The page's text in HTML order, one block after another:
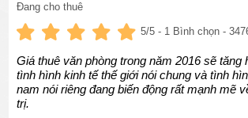
Đang cho thuê
5/5 - 1 Bình chọn -
Giá thuê văn phòng trong năm 2016 sẽ tăng
tình hình kinh tế thế giới nói chung và tình
nam nói riêng đang biến động rất mạnh mẽ
trị.